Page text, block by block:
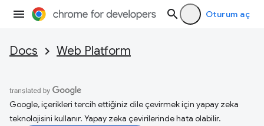
Oturum aç
Docs Web Platform
Google, içerikleri tercih ettiğiniz dile çevirmek için yapay zeka
teknolojisini kullanır. Yapay zeka çevirilerinde hata olabilir.